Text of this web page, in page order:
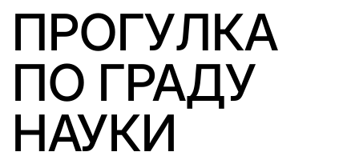
ПРОГУЛКА
ПО ГРАДУ
НАУКИ